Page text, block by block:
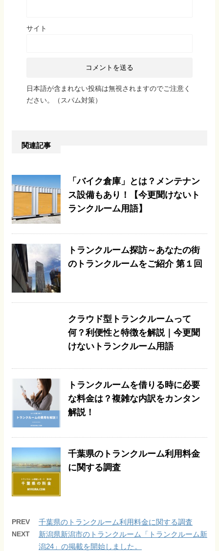
サイト
日本語が含まれない投稿は無視されますのでご注意く
ださい。（スパム対策）
関連記事
「バイク倉庫」とは？メンテナン
ス設備もあり！【今更聞けないト
ランクルーム用語】
トランクルーム探訪～あなたの街
のトランクルームをご紹介 第１回
クラウド型トランクルームって
何？利便性と特徴を解説｜今更聞
けないトランクルーム用語
トランクルームを借りる時に必要
な料金は？複雑な内訳をカンタン
解説！
千葉県のトランクルーム利用料金
に関する調査
PREV 千葉県のトランクルーム利用料金に関する調査
NEXT
新潟県新潟市のトランクルーム「トランクルーム新
潟24」の掲載を開始しました。